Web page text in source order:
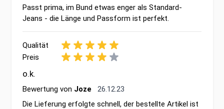
Passt prima, im Bund etwas enger als Standard-
Jeans - die Länge und Passform ist perfekt.
Qualität
Preis
o.k.
Bewertung von Joze 26. Dezember 2023
26.12.23
Die Lieferung erfolgte schnell, der bestellte Artikel ist